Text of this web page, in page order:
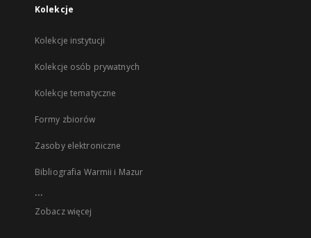
Kolekcje
Kolekcje instytucji
Kolekcje osób prywatnych
Kolekcje tematyczne
Formy zbiorów
Zasoby elektroniczne
Bibliografia Warmii i Mazur
...
Zobacz więcej